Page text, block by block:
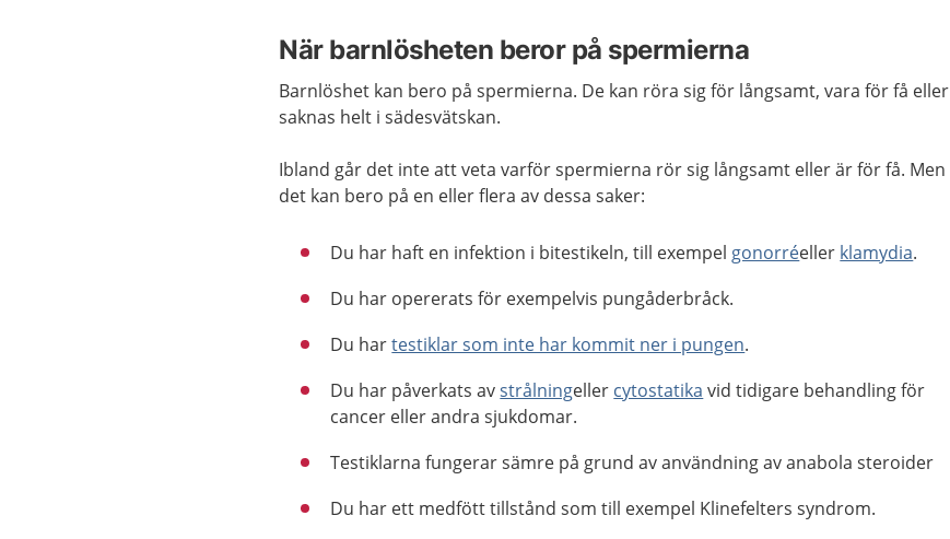
När barnlösheten beror på spermierna
Barnlöshet kan bero på spermierna. De kan röra sig för långsamt, vara för få eller
saknas helt i sädesvätskan.
Ibland går det inte att veta varför spermierna rör sig långsamt eller är för få. Men
det kan bero på en eller flera av dessa saker:
Du har haft en infektion i bitestikeln, till exempel gonorréeller klamydia.
Du har opererats för exempelvis pungåderbråck.
Du hartestiklar som inte har kommit ner i pungen.
Du har påverkats avstrålningeller cytostatika vid tidigare behandling för
cancer eller andra sjukdomar.
Testiklarna fungerar sämre på grund av användning av anabola steroider
Du har ett medfött tillstånd som till exempel Klinefelters syndrom.